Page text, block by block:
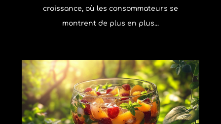
croissance, où les consommateurs se
montrent de plus en plus...